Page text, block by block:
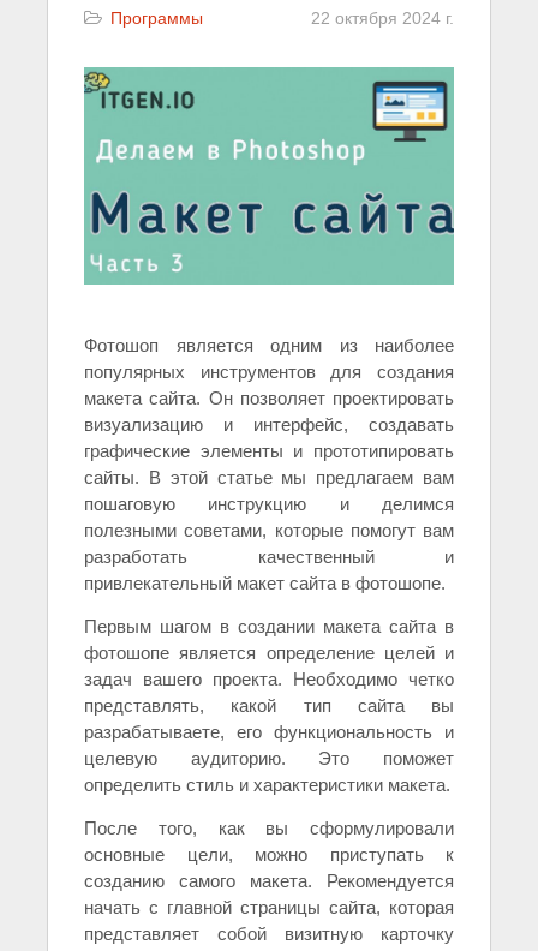
Программы 22 октября 2024 г.
Фотошоп является одним из наиболее
популярных инструментов для создания
макета сайта. Он позволяет проектировать
визуализацию и интерфейс, создавать
графические элементы и прототипировать
сайты. В этой статье мы предлагаем вам
пошаговую инструкцию и делимся
полезными советами, которые помогут вам
разработать качественный и
привлекательный макет сайта в фотошопе.
Первым шагом в создании макета сайта в
фотошопе является определение целей и
задач вашего проекта. Необходимо четко
представлять, какой тип сайта вы
разрабатываете, его функциональность и
целевую аудиторию. Это поможет
определить стиль и характеристики макета.
После того, как вы сформулировали
основные цели, можно приступать к
созданию самого макета. Рекомендуется
начать с главной страницы сайта, которая
представляет собой визитную карточку